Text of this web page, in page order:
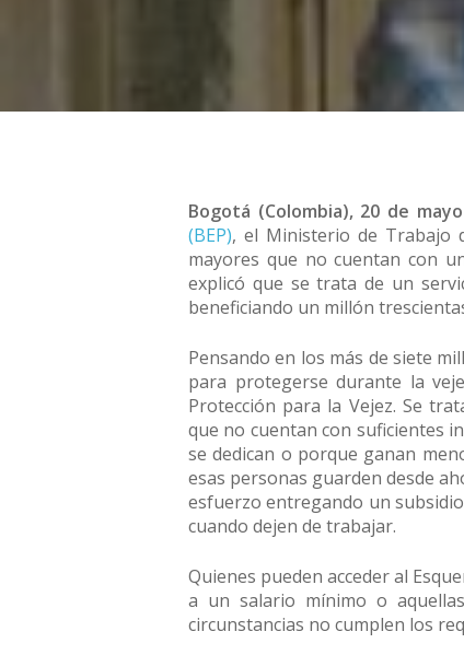
Bogotá (Colombia), 20 de
(BEP), el Ministerio de Trabajo
mayores que no cuentan con
explicó que se trata de un
beneficiando un millón
Pensando en los más de siete
para protegerse durante la
Protección para la Vejez. Se
que no cuentan con suficientes
se dedican o porque ganan
esas personas guarden desde
esfuerzo entregando un
cuando dejen de trabajar.
Quienes pueden acceder al
a un salario mínimo o
circunstancias no cumplen los